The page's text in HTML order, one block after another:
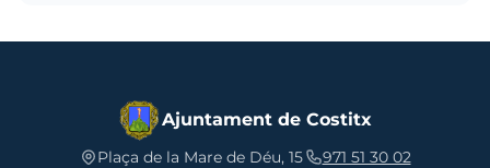
Ajuntament de Costitx
Plaça de la Mare de Déu, 15
971 51 30 02